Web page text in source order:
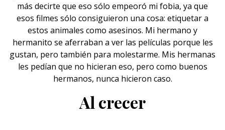
más decirte que eso sólo empeoró mi fobia, ya que
esos filmes sólo consiguieron una cosa: etiquetar a
estos animales como asesinos. Mi hermano y
hermanito se aferraban a ver las películas porque les
gustan, pero también para molestarme. Mis hermanas
les pedían que no hicieran eso, pero como buenos
hermanos, nunca hicieron caso.
Al crecer